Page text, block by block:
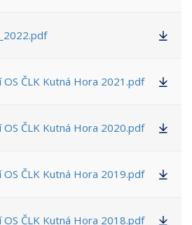
ČLK Kutná Hora 2021.pdf
ČLK Kutná Hora 2020.pdf
ČLK Kutná Hora 2019.pdf
ČLK Kutná Hora 2018.pdf